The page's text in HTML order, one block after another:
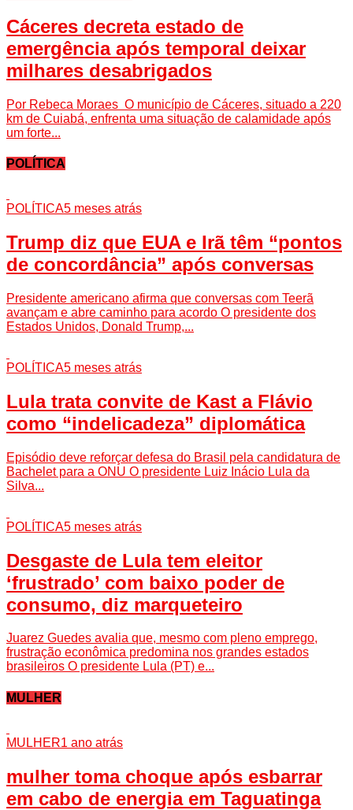
Cáceres decreta estado de
emergência após temporal deixar
milhares desabrigados
Por Rebeca Moraes O município de Cáceres, situado a 220
km de Cuiabá, enfrenta uma situação de calamidade após
um forte...
POLÍTICA
POLÍTICA5 meses atrás
Trump diz que EUA e Irã têm “pontos
de concordância” após conversas
Presidente americano afirma que conversas com Teerã
avançam e abre caminho para acordo O presidente dos
Estados Unidos, Donald Trump,...
POLÍTICA5 meses atrás
Lula trata convite de Kast a Flávio
como “indelicadeza” diplomática
Episódio deve reforçar defesa do Brasil pela candidatura de
Bachelet para a ONU O presidente Luiz Inácio Lula da
Silva...
POLÍTICA5 meses atrás
Desgaste de Lula tem eleitor
‘frustrado’ com baixo poder de
consumo, diz marqueteiro
Juarez Guedes avalia que, mesmo com pleno emprego,
frustração econômica predomina nos grandes estados
brasileiros O presidente Lula (PT) e...
MULHER
MULHER1 ano atrás
mulher toma choque após esbarrar
em cabo de energia em Taguatinga